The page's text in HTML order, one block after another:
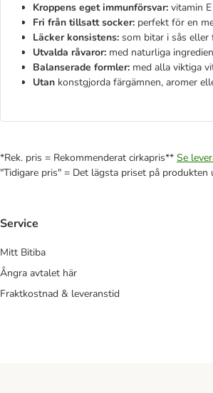
Kroppens eget immunförsvar: vitamin E
Fri från tillsatt socker: perfekt för en
Läcker konsistens: som bitar i sås eller
Utvalda råvaror: med naturliga
Balanserade formler: med alla viktiga
Utan konstgjorda färgämnen, aromer
*Rek. pris = Rekommenderat cirkapris** Se
"Tidigare pris" = Det lägsta priset på produkten
Service
Mitt Bitiba
Ångra avtalet här
Fraktkostnad & leveranstid